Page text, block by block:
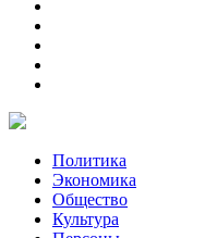
Политика
Экономика
Общество
Культура